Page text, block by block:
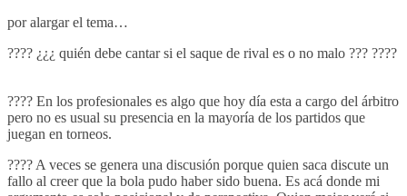
por alargar el tema…
???? ¿¿¿ quién debe cantar si el saque de rival es o no malo ??? ????
???? En los profesionales es algo que hoy día esta a cargo del árbitro
pero no es usual su presencia en la mayoría de los partidos que
juegan en torneos.
???? A veces se genera una discusión porque quien saca discute un
fallo al creer que la bola pudo haber sido buena. Es acá donde mi